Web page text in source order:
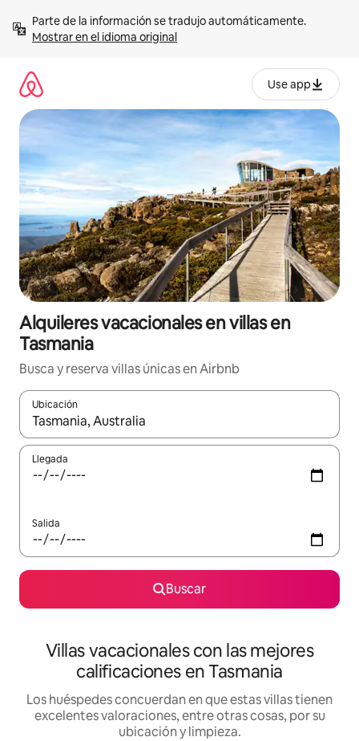
contenidoMostrar en el idioma original
Use app
Alquileres vacacionales en villas en
Tasmania
Busca y reserva villas únicas en Airbnb
Ubicación
Cuando los resultados estén disponibles, navega con las
Llegada
Salida
Buscar
Villas vacacionales con las mejores
calificaciones en Tasmania
Los huéspedes concuerdan en que estas villas tienen
excelentes valoraciones, entre otras cosas, por su
ubicación y limpieza.